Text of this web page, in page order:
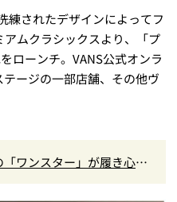
練されたデザインによってフ
ムクラシックスより、「プ
ローンチ。VANS公式オンラ
ージの一部店舗、その他ヴ
ワンスター」が履き心地